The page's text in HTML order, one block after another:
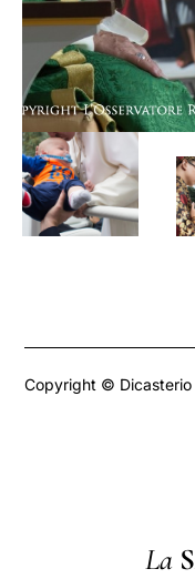
Copyright © Dicasterio
La